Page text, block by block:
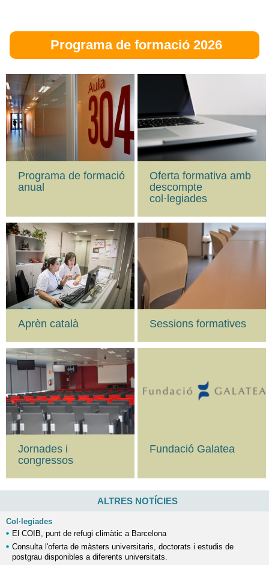
Programa de formació 2026
Programa de formació
anual
Oferta formativa amb
descompte
col·legiades
Aprèn català Sessions formatives
Jornades i
congressos
Fundació Galatea
ALTRES NOTÍCIES
Col·legiades
El COIB, punt de refugi climàtic a Barcelona
Consulta l'oferta de màsters universitaris, doctorats i estudis de
postgrau disponibles a diferents universitats.